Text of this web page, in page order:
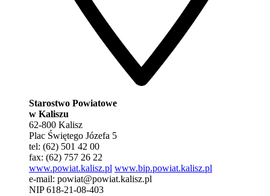
Starostwo Powiatowe
w Kaliszu
62-800 Kalisz
Plac Świętego Józefa 5
tel: (62) 501 42 00
fax: (62) 757 26 22
www.powiat.kalisz.pl www.bip.powiat.kalisz.pl
e-mail: powiat@powiat.kalisz.pl
NIP 618-21-08-403